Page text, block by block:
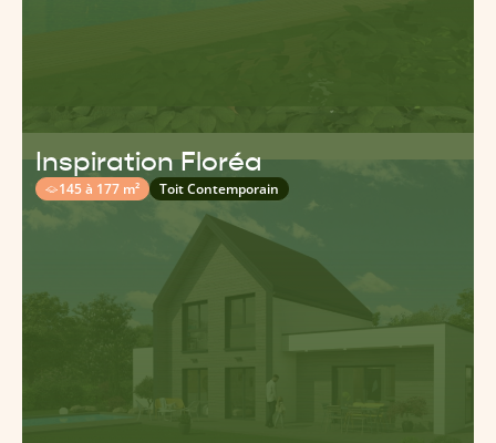
Inspiration Floréa
145 à 177 m² Toit Contemporain